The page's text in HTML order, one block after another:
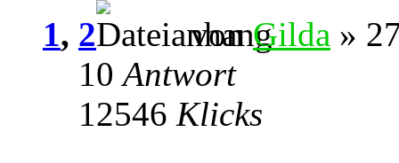
1, 2 vonGilda »
10Antwort
12546 Klicks